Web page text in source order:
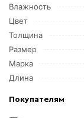
Влажность
Цвет
Толщина
Размер
Марка
Длина
Покупателям